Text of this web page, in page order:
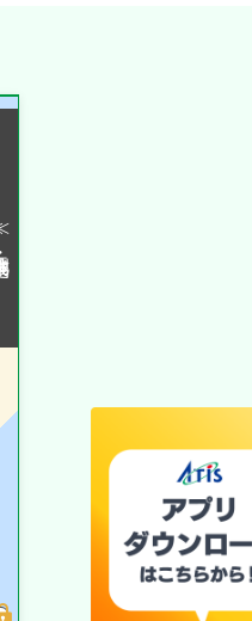
サービスエリア
パーキングエリア
駐車場の満車/空車状況
混雑